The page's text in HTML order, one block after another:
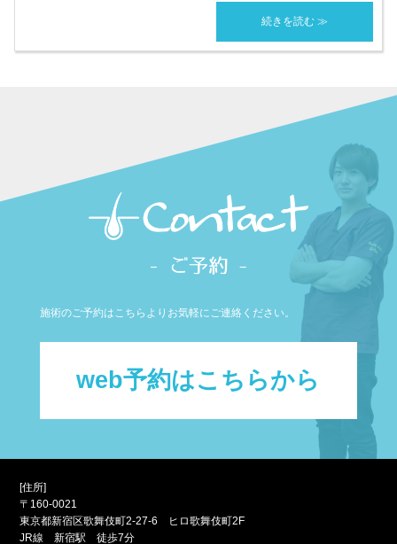
続きを読む ≫
施術のご予約はこちらよりお気軽にご連絡ください。
web予約はこちらから
[住所]
〒160-0021
東京都新宿区歌舞伎町2-27-6 ヒロ歌舞伎町2F
JR線 新宿駅 徒歩7分